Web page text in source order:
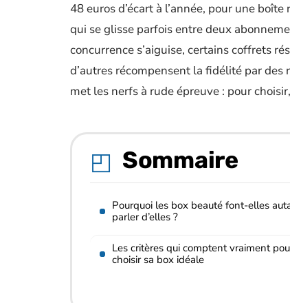
48 euros d’écart à l’année, pour une
qui se glisse parfois entre deux
concurrence s’aiguise, certains coffrets
d’autres récompensent la fidélité par
met les nerfs à rude épreuve : pour
Sommaire
Pourquoi les box beauté font-elles
parler d’elles ?
Les critères qui comptent vraiment
choisir sa box idéale